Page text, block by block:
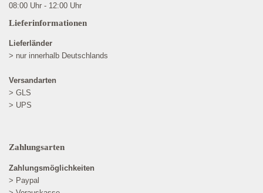
08:00 Uhr - 12:00 Uhr
Lieferinformationen
Lieferländer
> nur innerhalb Deutschlands
Versandarten
> GLS
> UPS
Zahlungsarten
Zahlungsmöglichkeiten
> Paypal